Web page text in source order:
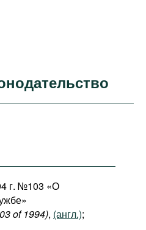
г. №103 «О
of 1994), (англ.);